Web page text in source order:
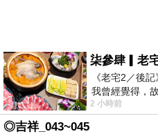
柒參肆▎老
《老宅2／後
我曾經覺得，
震中倒塌，七
2 小時前
◎吉祥_043~045